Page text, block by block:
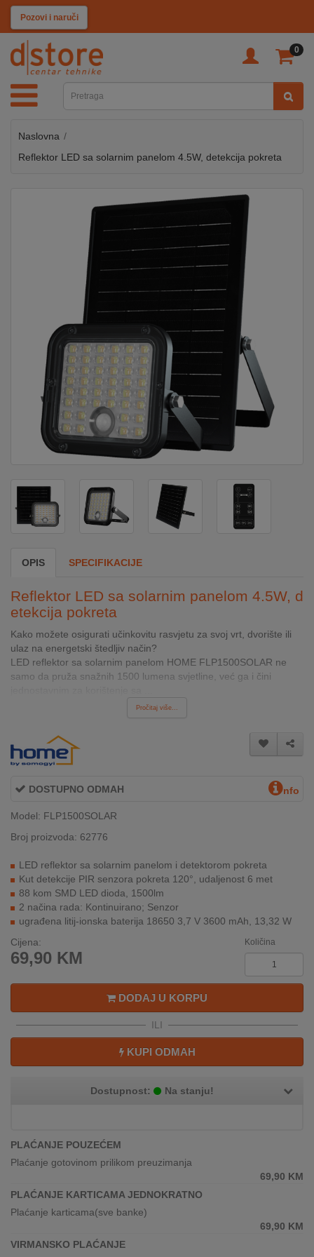
Pozovi i naruči
0
KATEGORIJE
TV
SAT
MOBILNI
UREĐAJI
ENERGIJA
SECURITY
PC
GAME
INTERNO
BRENDOVI
U
KUPOVINA
NA
RATE
REKLAMACIJA
I
O
NAMA
IZ
INOSTRANSTVA
OZNAKE
UČINKOVITOSTI
DIGITALIS
Naslovna
Reflektor LED sa solarnim panelom 4.5W, detekcija pokreta
OPIS SPECIFIKACIJE
Reflektor LED sa solarnim panelom 4.5W, d
etekcija pokreta
Kako možete osigurati učinkovitu rasvjetu za svoj vrt, dvorište ili
ulaz na energetski štedljiv način?
LED reflektor sa solarnim panelom HOME FLP1500SOLAR ne
samo da pruža snažnih 1500 lumena svjetline, već ga i čini
Pročitaj više...
DOSTUPNO ODMAH nfo
Model: FLP1500SOLAR
Broj proizvoda: 62776
LED reflektor sa solarnim panelom i detektorom pokreta
Kut detekcije PIR senzora pokreta 120°, udaljenost 6 met
88 kom SMD LED dioda, 1500lm
2 načina rada: Kontinuirano; Senzor
ugrađena litij-ionska baterija 18650 3,7 V 3600 mAh, 13,32 W
Cijena:
69,90 KM
Količina
DODAJ U KORPU
ILI
KUPI ODMAH
Dostupnost: Na stanju!
PLAĆANJE POUZEĆEM
Plaćanje gotovinom prilikom preuzimanja
69,90 KM
PLAĆANJE KARTICAMA JEDNOKRATNO
Plaćanje karticama(sve banke)
69,90 KM
VIRMANSKO PLAĆANJE